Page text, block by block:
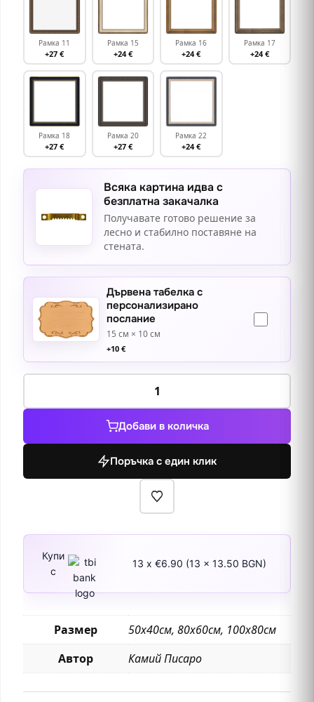
Рамка 11
+27 €
Рамка 15
+24 €
Рамка 16
+24 €
Рамка 17
+24 €
Рамка 18
+27 €
Рамка 20
+27 €
Рамка 22
+24 €
Всяка картина идва с
безплатна закачалка
Получавате готово решение за
лесно и стабилно поставяне на
стената.
Дървена табелка с
персонализирано
послание
15 см × 10 см
+10 €
количество
Лодки
Понтоаз
Добави в количка
Поръчка с един клик
Купи
с
13 x €6.90 (13 x 13.50 BGN)
Размер
50х40см, 80х60см, 100х80см
Автор
Камий Писаро